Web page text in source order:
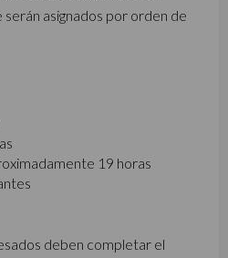
asignados por orden de
19 horas
deben completar el